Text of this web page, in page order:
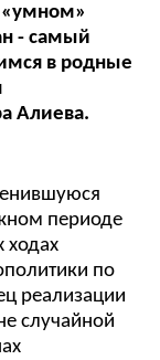
«умном»
- самый
в родные
Алиева.
периоде
ходах
по
реализации
случайной